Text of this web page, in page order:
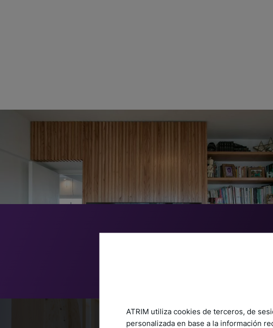
ATRIM utiliza cookies de terceros, de
personalizada en base a la información